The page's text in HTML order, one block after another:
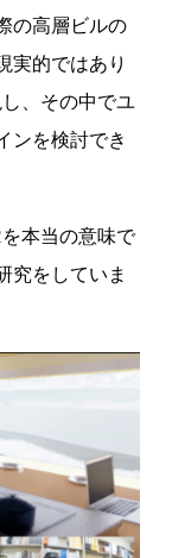
の高層ビルの
実的ではあり
、その中でユ
ンを検討でき
本当の意味で
究をしていま